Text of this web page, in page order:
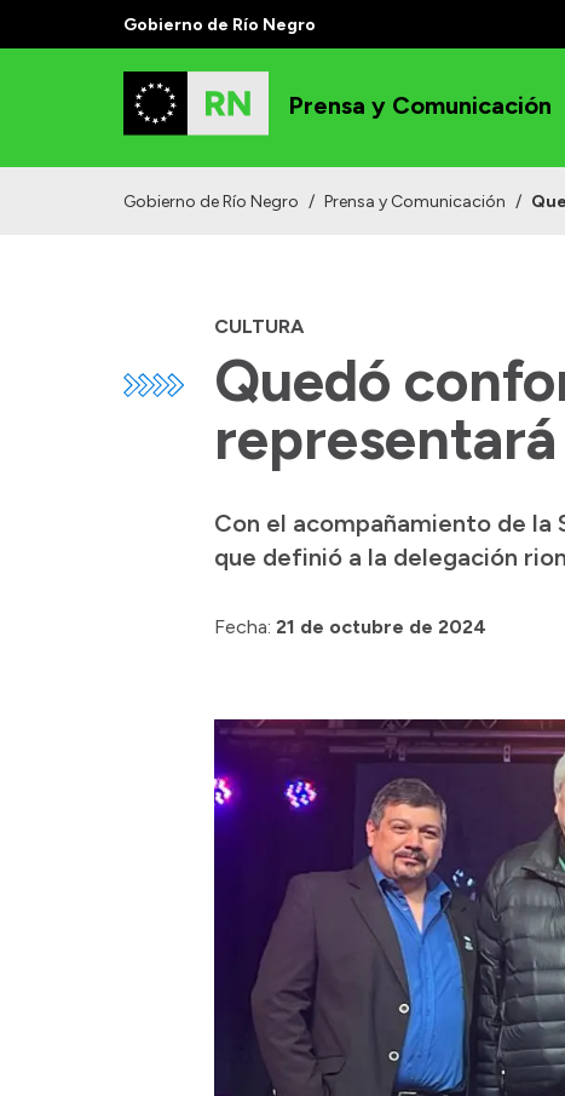
Gobierno de Río Negro
Prensa y Comunicación
Gobierno de Río Negro / Prensa y Comunicación /
CULTURA
Quedó
Con el acompañamiento de
que definió a la delegación
Fecha: 21 de octubre de 2024